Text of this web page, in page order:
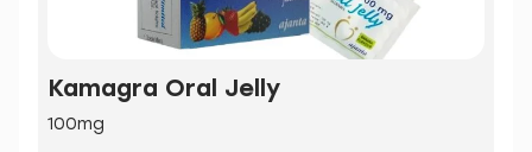
Kamagra Oral Jelly
100mg